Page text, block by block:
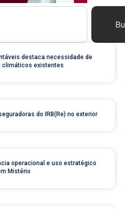
destaca necessidade de
climáticos existentes
do IRB(Re) no exterior
operacional e uso estratégico
Mistério